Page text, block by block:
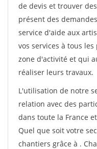
de devis et trouver
présent des
service d'aide aux
vos services à tous
zone d'activité et qui
réaliser leurs travaux.
L'utilisation de notre
relation avec des
dans toute la France
Quel que soit votre
chantiers grâce à .